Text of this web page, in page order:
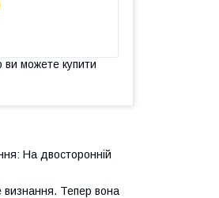
ви можете купити
На двосторонній
визнання. Тепер вона